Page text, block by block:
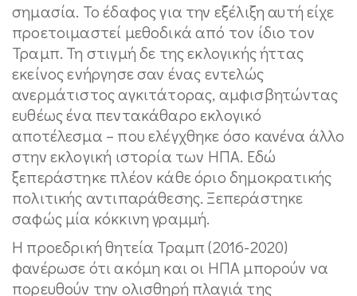
σημασία. Το έδαφος για την εξέλιξη αυτή είχε
προετοιμαστεί μεθοδικά από τον ίδιο τον
Τραμπ. Τη στιγμή δε της εκλογικής ήττας
εκείνος ενήργησε σαν ένας εντελώς
ανερμάτιστος αγκιτάτορας, αμφισβητώντας
ευθέως ένα πεντακάθαρο εκλογικό
αποτέλεσμα – που ελέγχθηκε όσο κανένα άλλο
στην εκλογική ιστορία των ΗΠΑ. Εδώ
ξεπεράστηκε πλέον κάθε όριο δημοκρατικής
πολιτικής αντιπαράθεσης. Ξεπεράστηκε
σαφώς μία κόκκινη γραμμή.
Η προεδρική θητεία Τραμπ (2016-2020)
φανέρωσε ότι ακόμη και οι ΗΠΑ μπορούν να
πορευθούν την ολισθηρή πλαγιά της